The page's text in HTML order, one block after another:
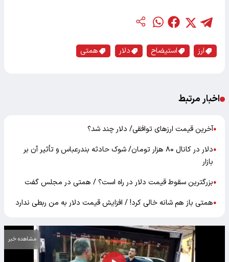
ارز استیضاح دلار همتی
اخبار مرتبط
●آخرین قیمت ارزهای توافقی/ دلار چند شد؟
●
دلار در کانال ۸۰ هزار تومان/ شوک حادثه بندرعباس و تأثیر آن بر
بازار
●بزرگترین سقوط قیمت دلار در راه است؟ / همتی در مجلس گفت
●همتی باز هم شانه خالی کرد! / افزایش قیمت دلار به من ربطی ندارد
مشاهده خبر